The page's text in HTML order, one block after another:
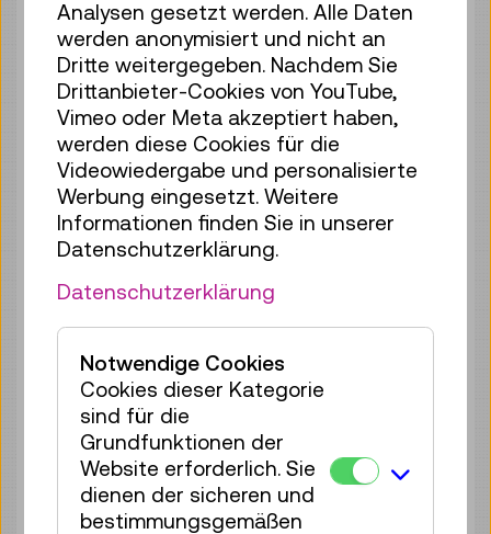
So 09.08. 14:00–14:40
Reservierung Kinderbereich
40 Plätze frei
€ 2,50
Tickets
So 09.08. 15:00–15:40
Reservierung Kinderbereich
40 Plätze frei
€ 2,50
Tickets
So 09.08. 16:00 – 16:40
Reservierung Kinderbereich
40 Plätze frei
€ 2,50
So 09.08. 17:00
Reservierung Kinderbereich
40 Plätze frei
€ 2,50
Analysen gesetzt werden. Alle Daten
werden anonymisiert und nicht an
Dritte weitergegeben. Nachdem Sie
Drittanbieter-Cookies von YouTube,
Vimeo oder Meta akzeptiert haben,
werden diese Cookies für die
Videowiedergabe und personalisierte
Werbung eingesetzt. Weitere
Informationen finden Sie in unserer
Datenschutzerklärung.
Datenschutzerklärung
Notwendige Cookies
Cookies dieser Kategorie
sind für die
Grundfunktionen der
Website erforderlich. Sie
dienen der sicheren und
bestimmungsgemäßen